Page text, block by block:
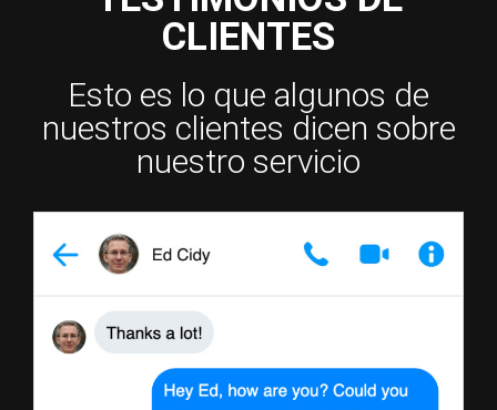
CLIENTES
Esto es lo que algunos de
nuestros clientes dicen sobre
nuestro servicio